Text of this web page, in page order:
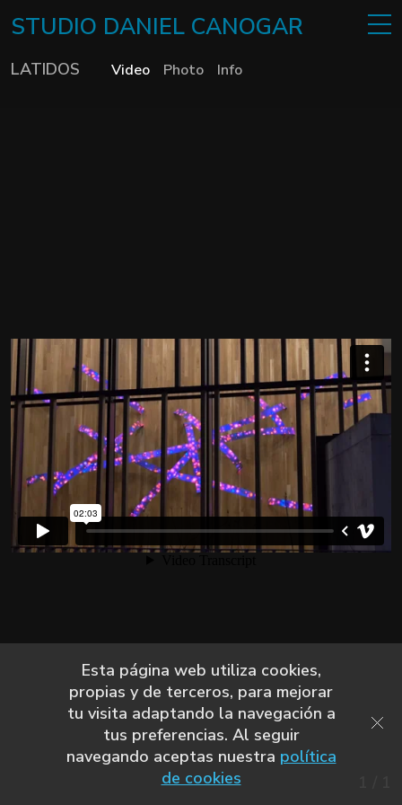
STUDIO DANIEL CANOGAR
LATIDOS Video Photo Info
Esta página web utiliza cookies,
propias y de terceros, para mejorar
tu visita adaptando la navegación a
tus preferencias. Al seguir
navegando aceptas nuestra política
de cookies